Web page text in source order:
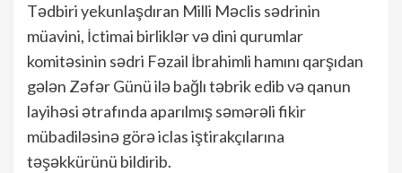
Tədbiri yekunlaşdıran Milli Məclis sədrinin
müavini, İctimai birliklər və dini qurumlar
komitəsinin sədri Fəzail İbrahimli hamını qarşıdan
gələn Zəfər Günü ilə bağlı təbrik edib və qanun
layihəsi ətrafında aparılmış səmərəli fikir
mübadiləsinə görə iclas iştirakçılarına
təşəkkürünü bildirib.